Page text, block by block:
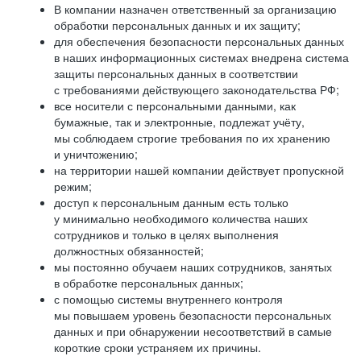
В компании назначен ответственный за организацию
обработки персональных данных и их защиту;
для обеспечения безопасности персональных данных
в наших информационных системах внедрена система
защиты персональных данных в соответствии
с требованиями действующего законодательства РФ;
все носители с персональными данными, как
бумажные, так и электронные, подлежат учёту,
мы соблюдаем строгие требования по их хранению
и уничтожению;
на территории нашей компании действует пропускной
режим;
доступ к персональным данным есть только
у минимально необходимого количества наших
сотрудников и только в целях выполнения
должностных обязанностей;
мы постоянно обучаем наших сотрудников, занятых
в обработке персональных данных;
с помощью системы внутреннего контроля
мы повышаем уровень безопасности персональных
данных и при обнаружении несоответствий в самые
короткие сроки устраняем их причины.